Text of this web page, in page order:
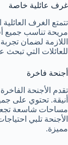
غرف عائلية خاصة
تتمتع الغرف
مريحة تناسب جميع
اللازمة لضمان
للعائلات التي تبحث
أجنحة فاخرة
تقدم الأجنحة
أنيقة. تحتوي على
مساحات شاسعة
الأجنحة تلبي
مميزة.